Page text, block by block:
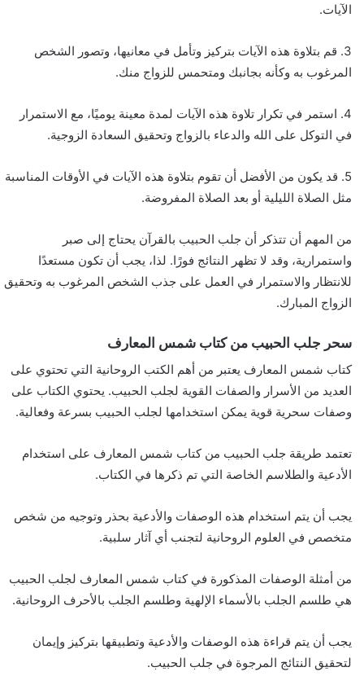
الآيات.
3. قم بتلاوة هذه الآيات بتركيز وتأمل في معانيها، وتصور الشخص
المرغوب به وكأنه بجانبك ومتحمس للزواج منك.
4. استمر في تكرار تلاوة هذه الآيات لمدة معينة يوميًا، مع الاستمرار
في التوكل على الله والدعاء بالزواج وتحقيق السعادة الزوجية.
5. قد يكون من الأفضل أن تقوم بتلاوة هذه الآيات في الأوقات المناسبة
مثل الصلاة الليلية أو بعد الصلاة المفروضة.
من المهم أن تتذكر أن جلب الحبيب بالقرآن يحتاج إلى صبر
واستمرارية، وقد لا تظهر النتائج فورًا. لذا، يجب أن تكون مستعدًا
للانتظار والاستمرار في العمل على جذب الشخص المرغوب به وتحقيق
الزواج المبارك.
سحر جلب الحبيب من كتاب شمس المعارف
كتاب شمس المعارف يعتبر من أهم الكتب الروحانية التي تحتوي على
العديد من الأسرار والصفات القوية لجلب الحبيب. يحتوي الكتاب على
وصفات سحرية قوية يمكن استخدامها لجلب الحبيب بسرعة وفعالية.
تعتمد طريقة جلب الحبيب من كتاب شمس المعارف على استخدام
الأدعية والطلاسم الخاصة التي تم ذكرها في الكتاب.
يجب أن يتم استخدام هذه الوصفات والأدعية بحذر وتوجيه من شخص
متخصص في العلوم الروحانية لتجنب أي آثار سلبية.
من أمثلة الوصفات المذكورة في كتاب شمس المعارف لجلب الحبيب
هي طلسم الجلب بالأسماء الإلهية وطلسم الجلب بالأحرف الروحانية.
يجب أن يتم قراءة هذه الوصفات والأدعية وتطبيقها بتركيز وإيمان
لتحقيق النتائج المرجوة في جلب الحبيب.